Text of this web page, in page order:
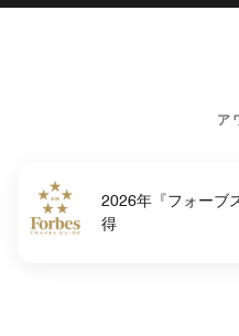
ア
2026年『フォーブ
得